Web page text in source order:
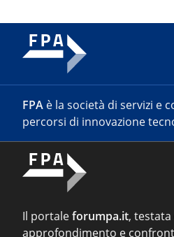
FPA è la società di servizi e
percorsi di innovazione
Il portaleforumpa.it,
approfondimento e